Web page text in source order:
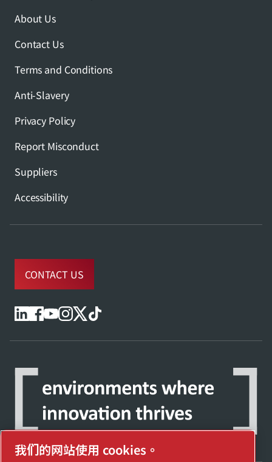
About Us
Contact Us
Terms and Conditions
Anti-Slavery
Privacy Policy
Report Misconduct
Suppliers
Accessibility
CONTACT US
我们的网站使用 cookies。